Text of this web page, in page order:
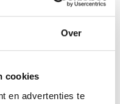
Over
cookies
en advertenties te
- nude